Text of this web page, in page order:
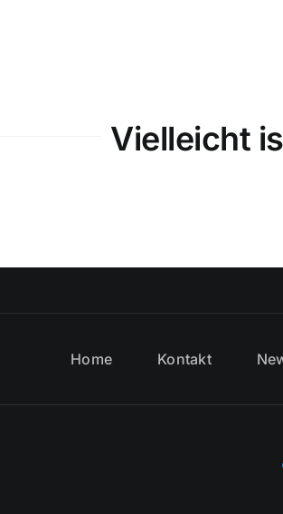
Vielleicht
Home Kontakt